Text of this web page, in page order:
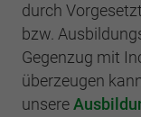
durch
bzw.
Gegenzug mit
überzeugen
unsere